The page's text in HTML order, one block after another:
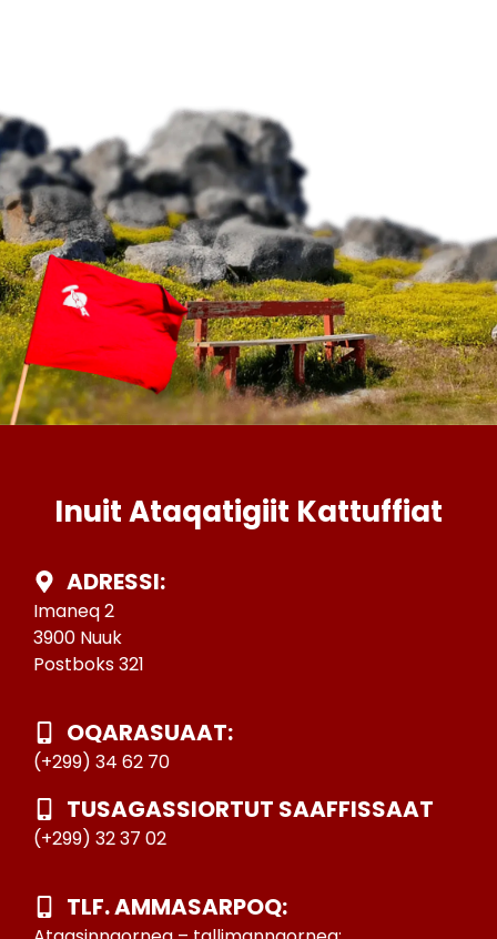
Inuit Ataqatigiit Kattuffiat
ADRESSI:
Imaneq 2
3900 Nuuk
Postboks 321
OQARASUAAT:
(+299) 34 62 70
TUSAGASSIORTUT SAAFFISSAAT
(+299) 32 37 02
TLF. AMMASARPOQ: